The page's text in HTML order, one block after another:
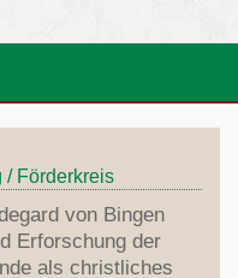
/ Förderkreis
von Bingen
Erforschung der
als christliches